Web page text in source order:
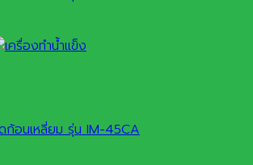
ก้อนเหลี่ยม รุ่น IM-45CA